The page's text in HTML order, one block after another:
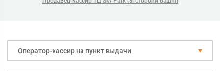
Оператор-кассир на пункт выдачи